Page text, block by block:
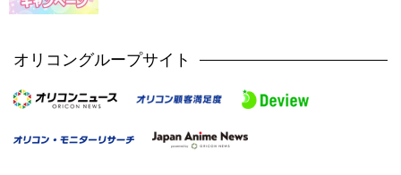
オリコングループサイト